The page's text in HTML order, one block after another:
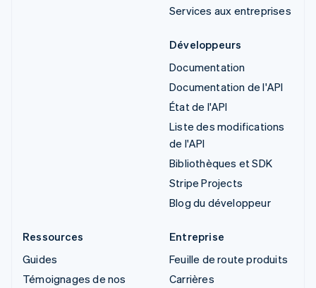
Services aux entreprises
Développeurs
Documentation
Documentation de l'API
État de l'API
Liste des modifications
de l'API
Bibliothèques et SDK
Stripe Projects
Blog du développeur
Ressources
Guides
Témoignages de nos
Entreprise
Feuille de route produits
Carrières